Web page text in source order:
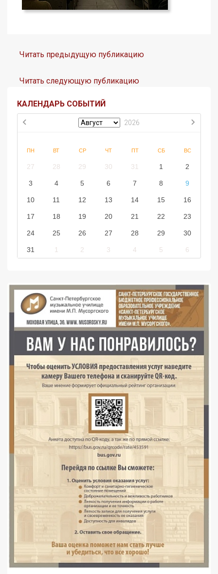
Читать предыдущую публикацию
Читать следующую публикацию
КАЛЕНДАРЬ СОБЫТИЙ
2026
ПН ВТ СР ЧТ ПТ СБ ВС
27 28 29 30 31 1 2
3 4 5 6 7 8 9
10 11 12 13 14 15 16
17 18 19 20 21 22 23
24 25 26 27 28 29 30
31 1 2 3 4 5 6